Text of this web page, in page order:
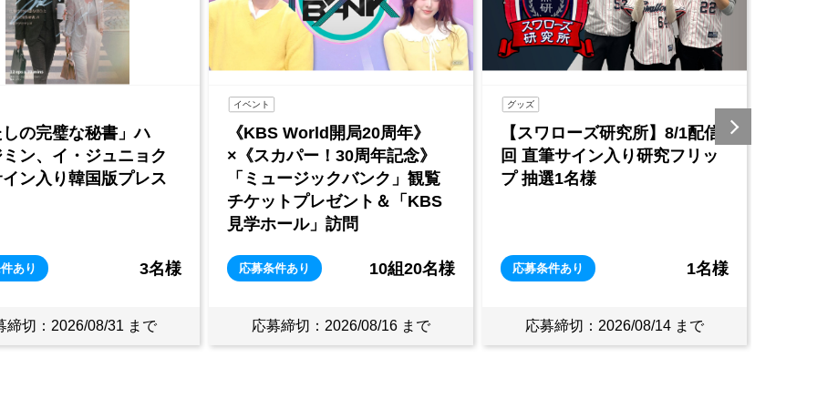
World開局20周年》
パー！30周年記念》
ジックバンク」観覧
プレゼント＆「KBS
あり 10組20名様
締切：2026/08/16 まで
グッズ
【スワローズ研究所】8/1配信
回 直筆サイン入り研究フリッ
プ 抽選1名様
応募条件あり 1名様
応募締切：2026/08/14 まで
イベント
9/14(月)東京ヤクルトスワロー
ズ主催、セ・リーグ公式戦の
観戦チケットをプレゼント！
応募条件あり 1組2名様
応募締切：2026/09/02 まで